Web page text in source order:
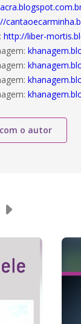
http://liber-
o autor